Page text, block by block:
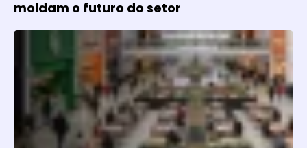
moldam o futuro do setor